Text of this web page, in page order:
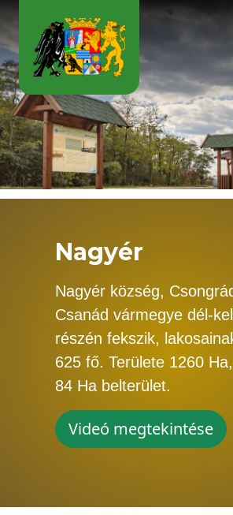
Skip to main content
Nagyér
Nagyér község,
Csanád vármegye dél-
részén fekszik,
625 fő. Területe 1260
84 Ha belterület.
Videó megtekintése